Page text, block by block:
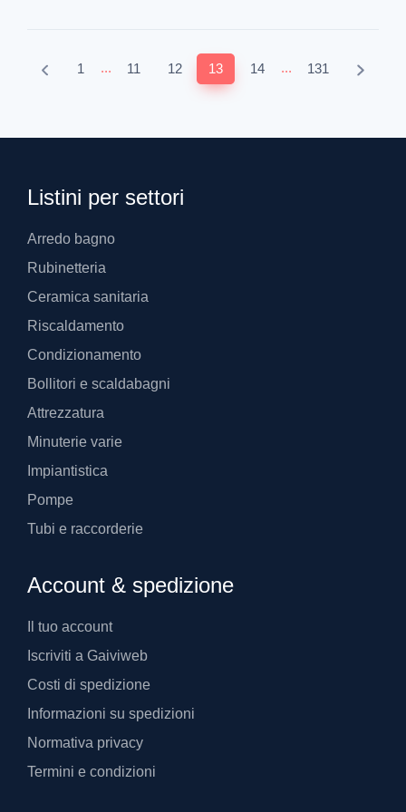
1 ... 11 12 13 14 ... 131
Listini per settori
Arredo bagno
Rubinetteria
Ceramica sanitaria
Riscaldamento
Condizionamento
Bollitori e scaldabagni
Attrezzatura
Minuterie varie
Impiantistica
Pompe
Tubi e raccorderie
Account & spedizione
Il tuo account
Iscriviti a Gaiviweb
Costi di spedizione
Informazioni su spedizioni
Normativa privacy
Termini e condizioni